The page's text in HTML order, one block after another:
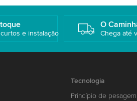
e instalação
O
Chega até
Tecnologia
Princípio de pesagem